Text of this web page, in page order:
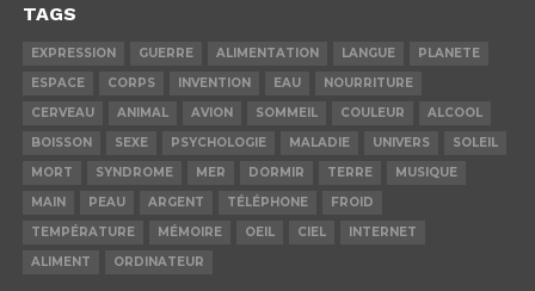
TAGS
EXPRESSION GUERRE ALIMENTATION LANGUE
PLANETE
ESPACE
CORPS INVENTION EAU
NOURRITURE
CERVEAU
ANIMAL AVION SOMMEIL COULEUR
ALCOOL
BOISSON
SEXE PSYCHOLOGIE MALADIE UNIVERS
SOLEIL
MORT
SYNDROME MER DORMIR TERRE
MUSIQUE
MAIN
PEAU ARGENT TÉLÉPHONE
FROID
TEMPÉRATURE
MÉMOIRE OEIL CIEL
INTERNET
ALIMENT
ORDINATEUR